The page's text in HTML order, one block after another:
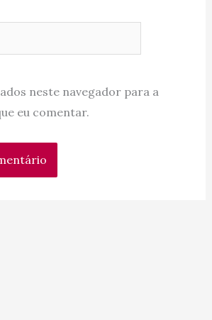
neste navegador para a
eu comentar.